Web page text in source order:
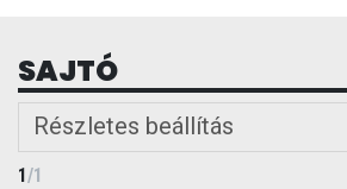
SAJTÓ
Részletes beállítás
1/1